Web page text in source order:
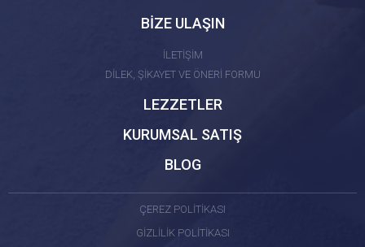
BİZE ULAŞIN
İLETİŞİM
DİLEK, ŞİKAYET VE ÖNERİ FORMU
LEZZETLER
KURUMSAL SATIŞ
BLOG
ÇEREZ POLİTİKASI
GİZLİLİK POLİTİKASI